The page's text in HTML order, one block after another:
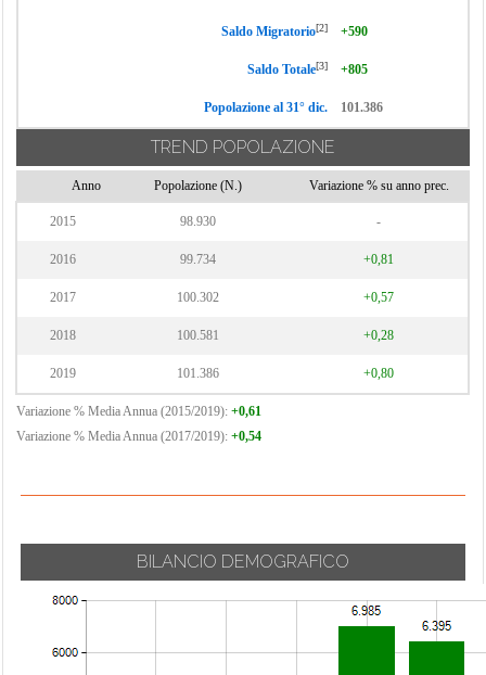
Saldo Migratorio[2] +590
Saldo Totale[3] +805
Popolazione al 31° dic. 101.386
TREND POPOLAZIONE
Anno Popolazione (N.) Variazione % su anno prec.
2015 98.930 -
2016 99.734 +0,81
2017 100.302 +0,57
2018 100.581 +0,28
2019 101.386 +0,80
Variazione % Media Annua (2015/2019): +0,61
Variazione % Media Annua (2017/2019): +0,54
BILANCIO DEMOGRAFICO